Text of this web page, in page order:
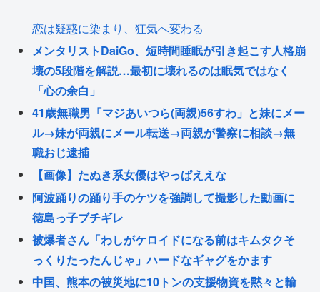
恋は疑惑に染まり、狂気へ変わる
メンタリストDaiGo、短時間睡眠が引き起こす人格崩
壊の5段階を解説…最初に壊れるのは眠気ではなく
「心の余白」
41歳無職男「マジあいつら(両親)56すわ」と妹にメー
ル→妹が両親にメール転送→両親が警察に相談→無
職おじ逮捕
【画像】たぬき系女優はやっぱええな
阿波踊りの踊り手のケツを強調して撮影した動画に
徳島っ子ブチギレ
被爆者さん「わしがケロイドになる前はキムタクそ
っくりたったんじゃ」ハードなギャグをかます
中国、熊本の被災地に10トンの支援物資を黙々と輸